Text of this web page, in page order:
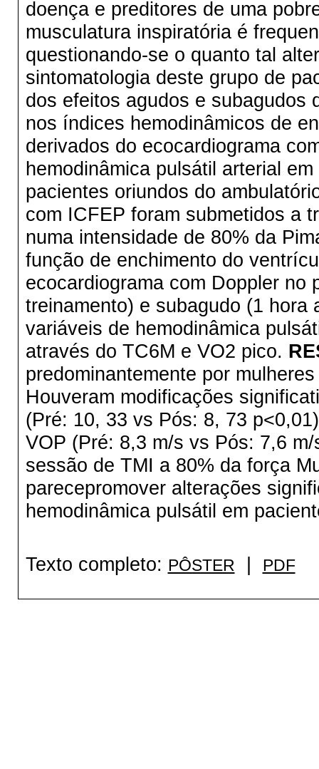
doença e preditores de uma
musculatura inspiratória é
questionando-se o quanto tal
sintomatologia deste grupo de
dos efeitos agudos e subagudos
nos índices hemodinâmicos de
derivados do ecocardiograma
hemodinâmica pulsátil arterial
pacientes oriundos do
com ICFEP foram submetidos a
numa intensidade de 80% da
função de enchimento do
ecocardiograma com Doppler no
treinamento) e subagudo (1 hora
variáveis de hemodinâmica
através do TC6M e VO2 pico.
predominantemente por
Houveram modificações
(Pré: 10, 33 vs Pós: 8, 73
VOP (Pré: 8,3 m/s vs Pós: 7,6
sessão de TMI a 80% da força
parecepromover alterações
hemodinâmica pulsátil em
Texto completo: PÔSTER | PDF